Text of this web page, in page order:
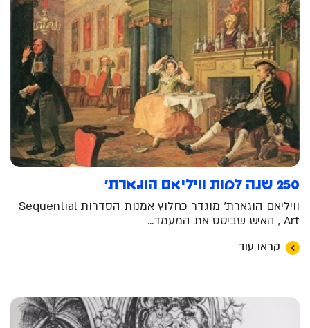
250 שנה למות וויליאם הוגארת'
וויליאם הוגארת' מוגדר כחלוץ אמנות הסדרות Sequential
Art , האיש שביסס את המעמד...
קראו עוד